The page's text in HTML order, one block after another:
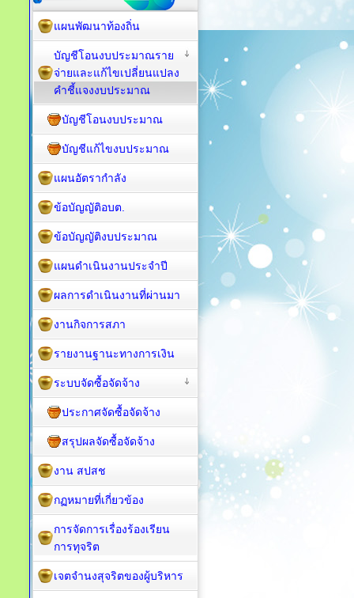
แผนพัฒนาท้องถิ่น
บัญชีโอนงบประมาณราย
จ่ายและแก้ไขเปลี่ยนแปลง
คำชี้แจงงบประมาณ
บัญชีโอนงบประมาณ
บัญชีแก้ไขงบประมาณ
แผนอัตรากำลัง
ข้อบัญญัติอบต.
ข้อบัญญัติงบประมาณ
แผนดำเนินงานประจำปี
ผลการดำเนินงานที่ผ่านมา
งานกิจการสภา
รายงานฐานะทางการเงิน
ระบบจัดซื้อจัดจ้าง
ประกาศจัดซื้อจัดจ้าง
สรุปผลจัดซื้อจัดจ้าง
งาน สปสช
กฏหมายที่เกี่ยวข้อง
การจัดการเรื่องร้องเรียน
การทุจริต
เจตจำนงสุจริตของผู้บริหาร